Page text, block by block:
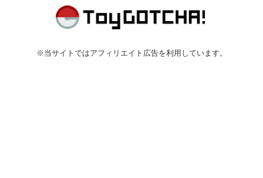
※当サイトではアフィリエイト広告を利用しています。